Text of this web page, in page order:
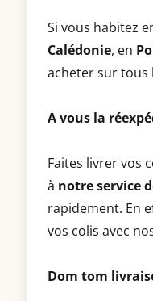
Si vous habitez
Calédonie, en
acheter sur tous
A vous la
Faites livrer vos
à notre service
rapidement. En
vos colis avec
Dom tom